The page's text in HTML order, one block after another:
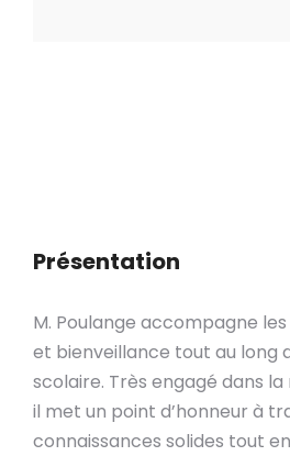
Présentation
M. Poulange accompagne
et bienveillance tout au long
scolaire. Très engagé dans
il met un point d’honneur à
connaissances solides tout